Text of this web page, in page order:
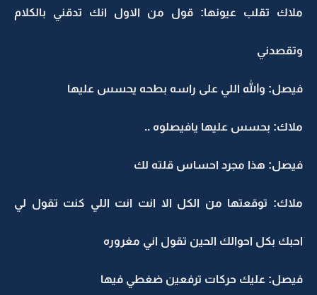
ملاك تقلب عيونها: قول من الاول انك تدقني بالكلام
وتقصدني
فيصل: والله اللي على راسه بطحه يحسس عليها
ملاك: بحسس عليها يافيصلوه ..
فيصل: هذا مجرد احساس قلته لك
ملاك: توقعتها من الكل الا انت انت اللي كنت تقول لي
احبك بكل احوالك الحين تقول اني مغروره
فيصل: عليك حركات ترفعين ضغطي فيها